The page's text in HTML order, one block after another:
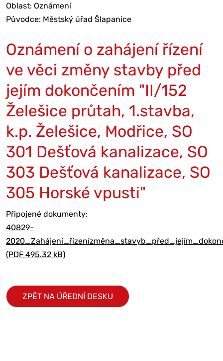
Oblast: Oznámení
Původce: Městský úřad Šlapanice
Oznámení o zahájení řízení
ve věci změny stavby před
jejím dokončením "II/152
Želešice průtah, 1.stavba,
k.p. Želešice, Modřice, SO
301 Dešťová kanalizace, SO
303 Dešťová kanalizace, SO
305 Horské vpusti"
Připojené dokumenty:
40829-
(PDF 495.32 kB)
ZPĚT NA ÚŘEDNÍ DESKU